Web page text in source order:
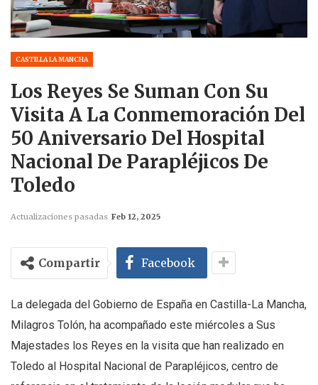
CASTILLA LA MANCHA
Los Reyes Se Suman Con Su
Visita A La Conmemoración Del
50 Aniversario Del Hospital
Nacional De Parapléjicos De
Toledo
Actualizaciones pasadas Feb 12, 2025
Compartir Facebook
La delegada del Gobierno de España en Castilla-La Mancha,
Milagros Tolón, ha acompañado este miércoles a Sus
Majestades los Reyes en la visita que han realizado en
Toledo al Hospital Nacional de Parapléjicos, centro de